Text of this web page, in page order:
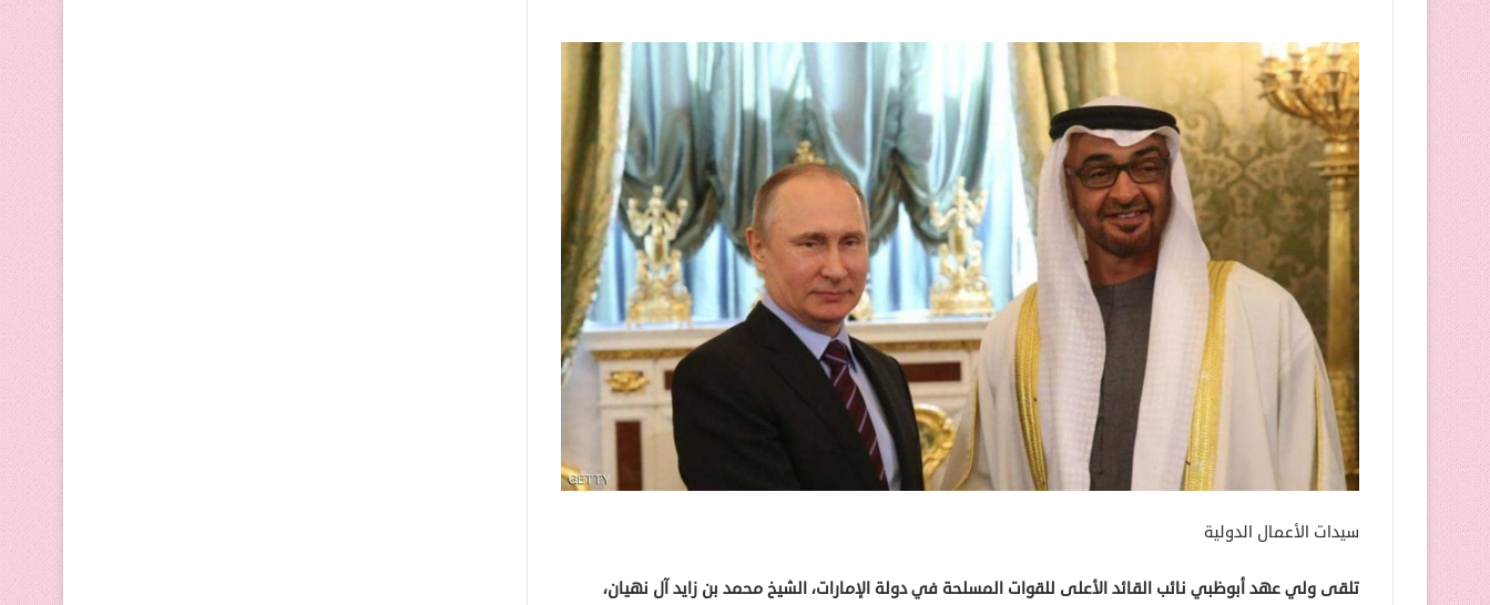
سيدات الأعمال الدولية
تلقى ولي عهد أبوظبي نائب القائد الأعلى للقوات المسلحة في دولة الإمارات، الشيخ محمد بن زايد آل نهيان،